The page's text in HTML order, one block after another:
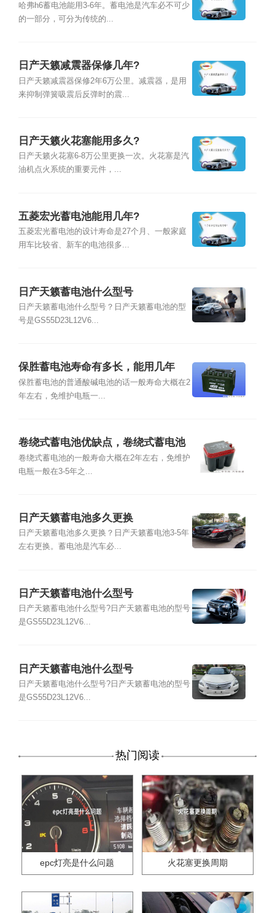
哈弗h6蓄电池能用3-6年。蓄电池是汽车必不可少
的一部分，可分为传统的...
日产天籁减震器保修几年?
日产天籁减震器保修2年6万公里。减震器，是用
来抑制弹簧吸震后反弹时的震...
日产天籁火花塞能用多久?
日产天籁火花塞6-8万公里更换一次。火花塞是汽
油机点火系统的重要元件，...
五菱宏光蓄电池能用几年?
五菱宏光蓄电池的设计寿命是27个月、一般家庭
用车比较省、新车的电池很多...
日产天籁蓄电池什么型号
日产天籁蓄电池什么型号？日产天籁蓄电池的型
号是GS55D23L12V6...
保胜蓄电池寿命有多长，能用几年
保胜蓄电池的普通酸碱电池的话一般寿命大概在2
年左右，免维护电瓶一...
卷绕式蓄电池优缺点，卷绕式蓄电池
能用几年
卷绕式蓄电池的一般寿命大概在2年左右，免维护
电瓶一般在3-5年之...
日产天籁蓄电池多久更换
日产天籁蓄电池多久更换？日产天籁蓄电池3-5年
左右更换。蓄电池是汽车必...
日产天籁蓄电池什么型号
日产天籁蓄电池什么型号?日产天籁蓄电池的型号
是GS55D23L12V6...
日产天籁蓄电池什么型号
日产天籁蓄电池什么型号?日产天籁蓄电池的型号
是GS55D23L12V6...
热门阅读
epc灯亮是什么问题 火花塞更换周期